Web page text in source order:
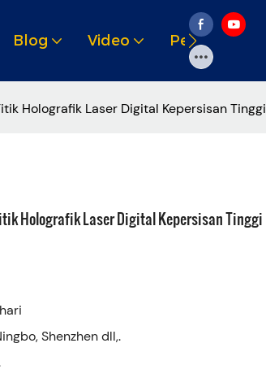
Blog Video Penyelesaian
Holografik Laser Digital Kepersisan Tinggi
Holografik Laser Digital Kepersisan Tinggi
Shenzhen dll,.